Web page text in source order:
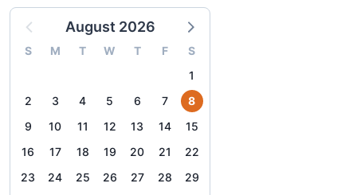
August 2026
S M T W T F
S
1
2
3 4 5 6 7
8
9
10 11 12 13 14
15
16
17 18 19 20 21
22
23
24 25 26 27 28
29